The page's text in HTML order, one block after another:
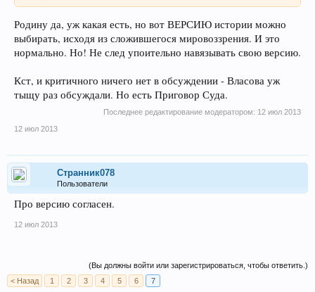
Родину да, уж какая есть, но вот ВЕРСИЮ истории можно
выбирать, исходя из сложившегося мировоззрения. И это
нормально. Но! Не след упоительно навязывать свою версию.
Кст, и критичного ничего нет в обсуждении - Власова уж
тыщу раз обсуждали. Но есть Приговор Суда.
Последнее редактирование модератором: 12 июл 2013
12 июл 2013
Странник078
Пользователи
Про версию согласен.
12 июл 2013
(Вы должны войти или зарегистрироваться, чтобы ответить.)
< Назад
1 2 3 4 5 6 7